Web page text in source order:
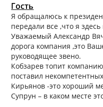
Гость
Я обращалюсь к
передали все ,что я
Уважаемый Александр
дорога компания ,это
руководящее звено.
Кобзарев топит
поставил
Кирьянов -это хороший
Супрун – в каком месте